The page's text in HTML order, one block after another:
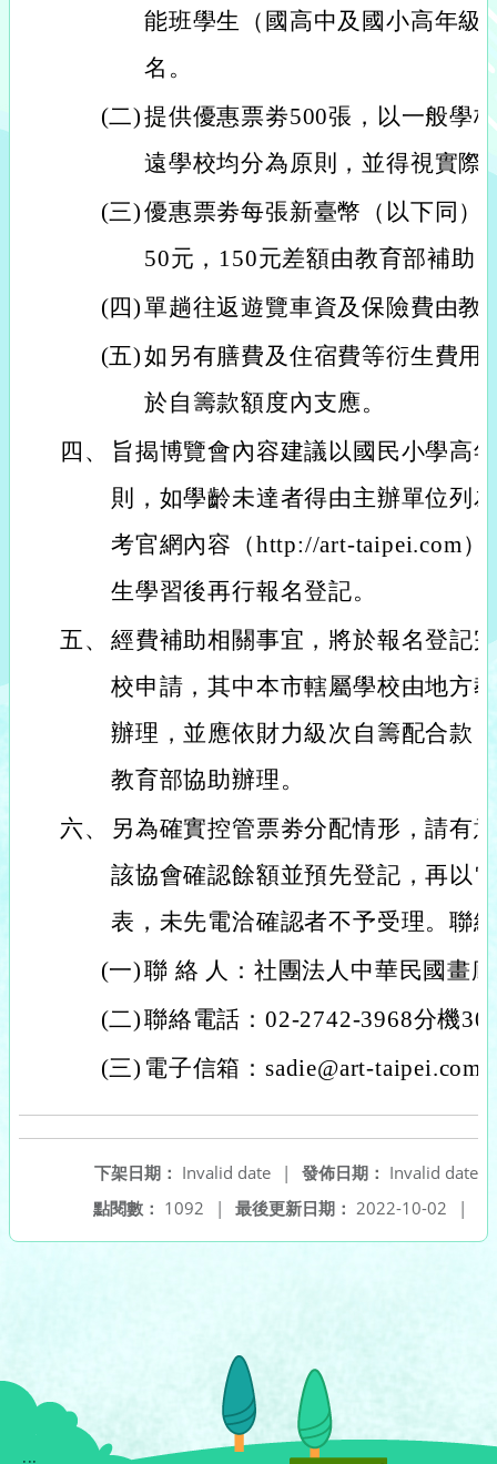
能班學生（國高中及國小高年級
名。
(二)提供優惠票劵500張，以一般學
遠學校均分為原則，並得視實際
(三)優惠票劵每張新臺幣（以下同）
50元，150元差額由教育部補助
(四)單趟往返遊覽車資及保險費由教
(五)如另有膳費及住宿費等衍生費用
於自籌款額度內支應。
四、
旨揭博覽會內容建議以國民小學高
則，如學齡未達者得由主辦單位列
考官網內容（http://art-taipei.com）
生學習後再行報名登記。
五、 經費補助相關事宜，將於報名登記
校申請，其中本市轄屬學校由地方
辦理，並應依財力級次自籌配合款
教育部協助辦理。
六、
另為確實控管票劵分配情形，請有
該協會確認餘額並預先登記，再以
表，未先電洽確認者不予受理。聯
(一)聯 絡 人：社團法人中華民國畫
(二)聯絡電話：02-2742-3968分機30
(三) 電子信箱：sadie@art-taipei.com
發佈日期： Invalid date
下架日期： Invalid date
|
最後更新日期： 2022-10-02 |
點閱數： 1092 |